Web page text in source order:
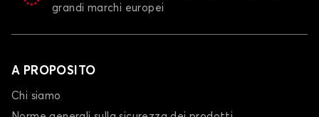
grandi marchi europei
A PROPOSITO
Chi siamo